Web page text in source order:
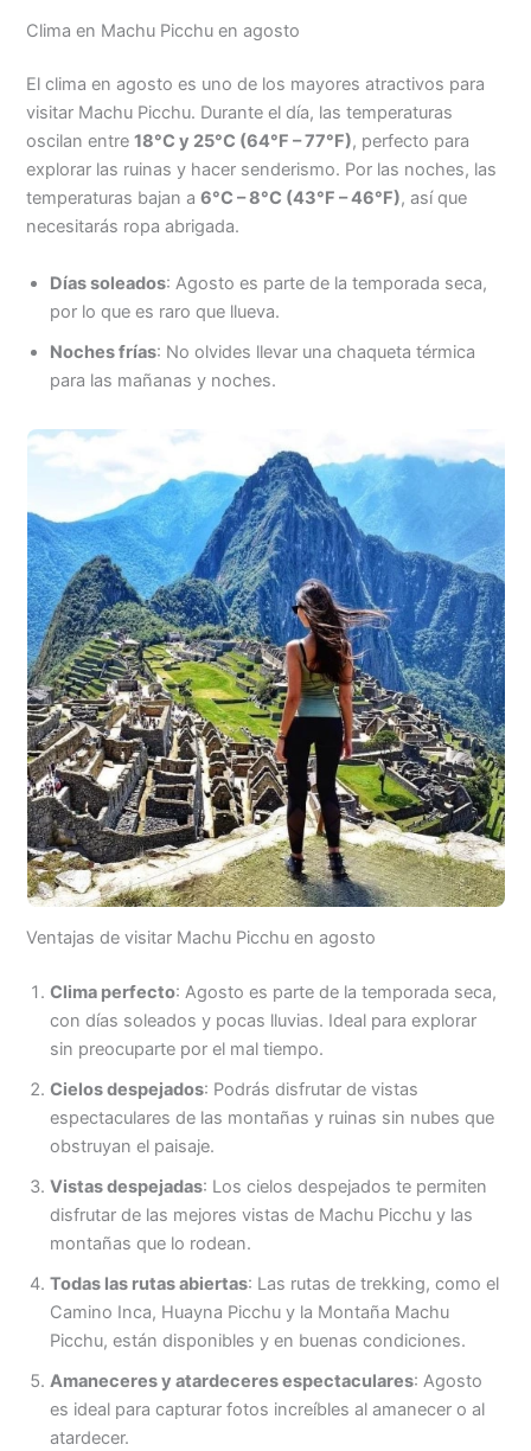
Clima en Machu Picchu en agosto
El clima en agosto es uno de los mayores atractivos para
visitar Machu Picchu. Durante el día, las temperaturas
oscilan entre18°C y 25°C (64°F – 77°F), perfecto para
explorar las ruinas y hacer senderismo. Por las noches, las
temperaturas bajan a6°C – 8°C (43°F – 46°F), así que
necesitarás ropa abrigada.
Días soleados: Agosto es parte de la temporada seca,
por lo que es raro que llueva.
Noches frías: No olvides llevar una chaqueta térmica
para las mañanas y noches.
Ventajas de visitar Machu Picchu en agosto
Clima perfecto: Agosto es parte de la temporada seca,
con días soleados y pocas lluvias. Ideal para explorar
sin preocuparte por el mal tiempo.
Cielos despejados: Podrás disfrutar de vistas
espectaculares de las montañas y ruinas sin nubes que
obstruyan el paisaje.
Vistas despejadas: Los cielos despejados te permiten
disfrutar de las mejores vistas de Machu Picchu y las
montañas que lo rodean.
Todas las rutas abiertas: Las rutas de trekking, como el
Camino Inca, Huayna Picchu y la Montaña Machu
Picchu, están disponibles y en buenas condiciones.
Amaneceres y atardeceres espectaculares: Agosto
es ideal para capturar fotos increíbles al amanecer o al
atardecer.